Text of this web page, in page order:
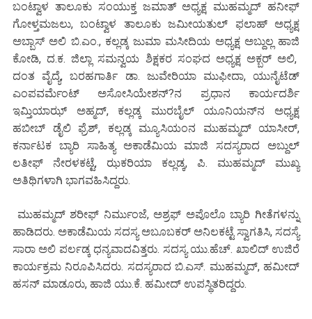
ಬಂಟ್ವಾಳ ತಾಲೂಕು ಸಂಯುಕ್ತ ಜಮಾತ್ ಅಧ್ಯಕ್ಷ ಮುಹಮ್ಮದ್ ಹನೀಫ್
ಗೋಳ್ತಮಜಲು, ಬಂಟ್ವಾಳ ತಾಲೂಕು ಜಮೀಯತುಲ್ ಫಲಾಹ್ ಅಧ್ಯಕ್ಷ
ಅಬ್ಬಾಸ್ ಅಲಿ ಬಿ.ಎಂ., ಕಲ್ಲಡ್ಕ ಜುಮಾ ಮಸೀದಿಯ ಅಧ್ಯಕ್ಷ ಅಬ್ದುಲ್ಲ ಹಾಜಿ
ಕೋಡಿ, ದ.ಕ. ಜಿಲ್ಲಾ ಸಮನ್ವಯ ಶಿಕ್ಷಕರ ಸಂಘದ ಅಧ್ಯಕ್ಷ ಅಕ್ಬರ್ ಅಲಿ,
ದಂತ ವೈದ್ಯೆ, ಬರಹಗಾರ್ತಿ ಡಾ. ಜುವೇರಿಯಾ ಮುಫೀದಾ, ಯುನೈಟೆಡ್
ಎಂಪವರ್ಮೆಂಟ್ ಅಸೋಸಿಯೇಶನ್?ನ ಪ್ರಧಾನ ಕಾರ್ಯದರ್ಶಿ
ಇಮ್ತಿಯಾಝ್ ಅಹ್ಮದ್, ಕಲ್ಲಡ್ಕ ಮುರಬೈಲ್ ಯೂನಿಯನ್‌ನ ಅಧ್ಯಕ್ಷ
ಹಬೀಬ್ ಡೈಲಿ ಫ್ರೆಶ್, ಕಲ್ಲಡ್ಕ ಮ್ಯೂಸಿಯಂನ ಮುಹಮ್ಮದ್ ಯಾಸೀರ್,
ಕರ್ನಾಟಕ ಬ್ಯಾರಿ ಸಾಹಿತ್ಯ ಅಕಾಡೆಮಿಯ ಮಾಜಿ ಸದಸ್ಯರಾದ ಅಬ್ದುಲ್
ಲತೀಫ್ ನೇರಳಕಟ್ಟೆ, ಝಕರಿಯಾ ಕಲ್ಲಡ್ಕ, ಪಿ. ಮುಹಮ್ಮದ್ ಮುಖ್ಯ
ಅತಿಥಿಗಳಾಗಿ ಭಾಗವಹಿಸಿದ್ದರು.
ಮುಹಮ್ಮದ್ ಶರೀಫ್ ನಿರ್ಮುಂಜೆ, ಅಶ್ರಫ್ ಅಪೊಲೊ ಬ್ಯಾರಿ ಗೀತೆಗಳನ್ನು
ಹಾಡಿದರು. ಅಕಾಡೆಮಿಯ ಸದಸ್ಯ ಅಬೂಬಕರ್ ಅನಿಲಕಟ್ಟೆ ಸ್ವಾಗತಿಸಿ, ಸದಸ್ಯೆ
ಸಾರಾ ಅಲಿ ಪರ್ಲಡ್ಕ ಧನ್ಯವಾದವಿತ್ತರು. ಸದಸ್ಯ ಯು.ಹೆಚ್. ಖಾಲಿದ್ ಉಜಿರೆ
ಕಾರ್ಯಕ್ರಮ ನಿರೂಪಿಸಿದರು. ಸದಸ್ಯರಾದ ಬಿ.ಎಸ್. ಮುಹಮ್ಮದ್, ಹಮೀದ್
ಹಸನ್ ಮಾಡೂರು, ಹಾಜಿ ಯು.ಕೆ. ಹಮೀದ್ ಉಪಸ್ಥಿತರಿದ್ದರು.